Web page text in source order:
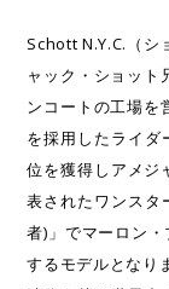
Schott N.Y.C.（シ
ャック・ショット
ンコートの工場を
を採用したライダ
位を獲得しアメジ
表されたワンスタ
者)」でマーロン
するモデルとなり